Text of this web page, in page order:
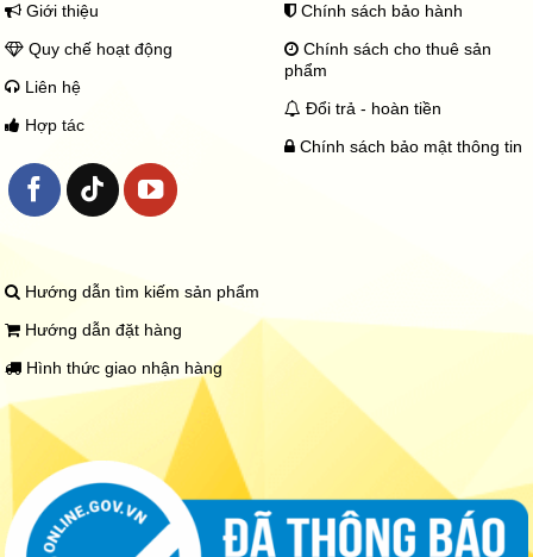
Giới thiệu
Quy chế hoạt động
Liên hệ
Hợp tác
Chính sách bảo hành
Chính sách cho thuê sản
phẩm
Đổi trả - hoàn tiền
Chính sách bảo mật thông tin
Hướng dẫn tìm kiếm sản phẩm
Hướng dẫn đặt hàng
Hình thức giao nhận hàng